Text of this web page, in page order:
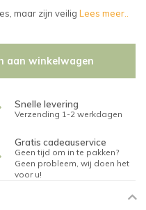
maar zijn veilig Lees meer..
aan winkelwagen
Snelle levering
Verzending 1-2 werkdagen
Gratis cadeauservice
Geen tijd om in te pakken?
Geen probleem, wij doen het
voor u!